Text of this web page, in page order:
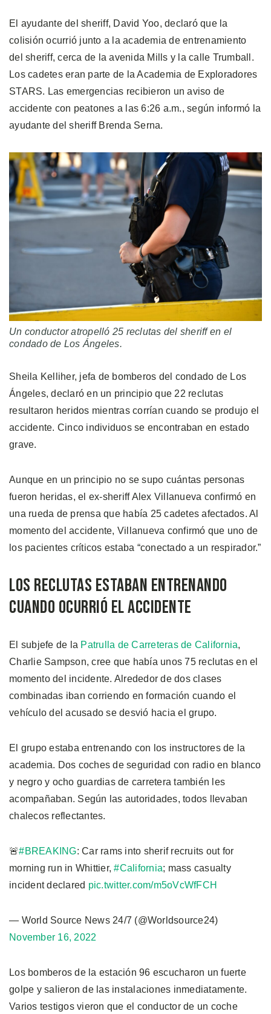
El ayudante del sheriff, David Yoo, declaró que la
colisión ocurrió junto a la academia de entrenamiento
del sheriff, cerca de la avenida Mills y la calle Trumball.
Los cadetes eran parte de la Academia de Exploradores
STARS. Las emergencias recibieron un aviso de
accidente con peatones a las 6:26 a.m., según informó la
ayudante del sheriff Brenda Serna.
Un conductor atropelló 25 reclutas del sheriff en el
condado de Los Ángeles.
Sheila Kelliher, jefa de bomberos del condado de Los
Ángeles, declaró en un principio que 22 reclutas
resultaron heridos mientras corrían cuando se produjo el
accidente. Cinco individuos se encontraban en estado
grave.
Aunque en un principio no se supo cuántas personas
fueron heridas, el ex-sheriff Alex Villanueva confirmó en
una rueda de prensa que había 25 cadetes afectados. Al
momento del accidente, Villanueva confirmó que uno de
los pacientes críticos estaba “conectado a un respirador.”
Los Reclutas Estaban Entrenando
Cuando Ocurrió el Accidente
El subjefe de la Patrulla de Carreteras de California,
Charlie Sampson, cree que había unos 75 reclutas en el
momento del incidente. Alrededor de dos clases
combinadas iban corriendo en formación cuando el
vehículo del acusado se desvió hacia el grupo.
El grupo estaba entrenando con los instructores de la
academia. Dos coches de seguridad con radio en blanco
y negro y ocho guardias de carretera también les
acompañaban. Según las autoridades, todos llevaban
chalecos reflectantes.
🚨#BREAKING: Car rams into sherif recruits out for
morning run in Whittier,#California; mass casualty
incident declared pic.twitter.com/m5oVcWfFCH
— World Source News 24/7 (@Worldsource24)
November 16, 2022
Los bomberos de la estación 96 escucharon un fuerte
golpe y salieron de las instalaciones inmediatamente.
Varios testigos vieron que el conductor de un coche